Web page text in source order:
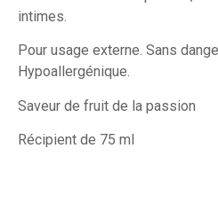
intimes.
Pour usage externe. Sans
Hypoallergénique.
Saveur de fruit de la passion
Récipient de 75 ml